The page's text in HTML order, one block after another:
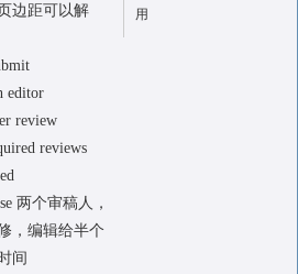
边距可以解
editor
review
reviews
两个审稿人，
，编辑给半个
间
用